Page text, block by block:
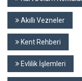
Akıllı Vezneler
Kent Rehberi
Evlilik İşlemleri